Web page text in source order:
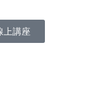
上講座